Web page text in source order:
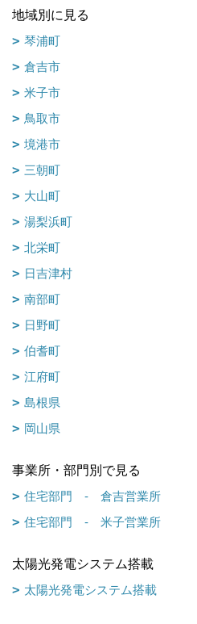
地域別に見る
琴浦町
倉吉市
米子市
鳥取市
境港市
三朝町
大山町
湯梨浜町
北栄町
日吉津村
南部町
日野町
伯耆町
江府町
島根県
岡山県
事業所・部門別で見る
住宅部門 - 倉吉営業所
住宅部門 - 米子営業所
太陽光発電システム搭載
太陽光発電システム搭載